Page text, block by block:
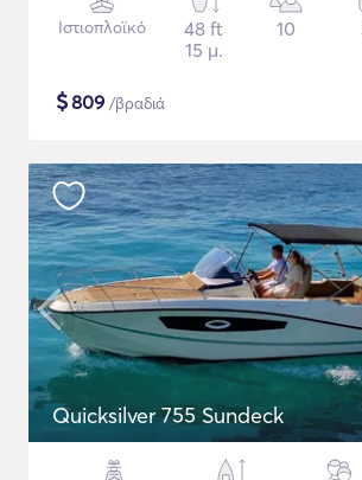
Ιστιοπλοϊκό
48 ft
15 μ.
10
$809 /βραδιά
Quicksilver 755 Sundeck